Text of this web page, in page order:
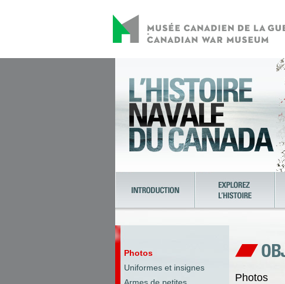
Photos
Uniformes et insignes
Photos